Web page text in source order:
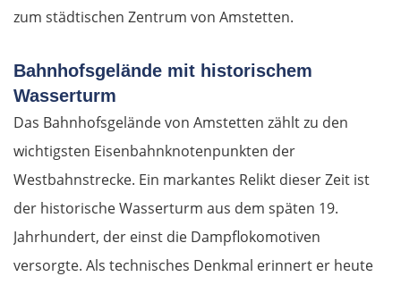
zum städtischen Zentrum von Amstetten.
Bahnhofsgelände mit historischem
Wasserturm
Das Bahnhofsgelände von Amstetten zählt zu den
wichtigsten Eisenbahnknotenpunkten der
Westbahnstrecke. Ein markantes Relikt dieser Zeit ist
der historische Wasserturm aus dem späten 19.
Jahrhundert, der einst die Dampflokomotiven
versorgte. Als technisches Denkmal erinnert er heute